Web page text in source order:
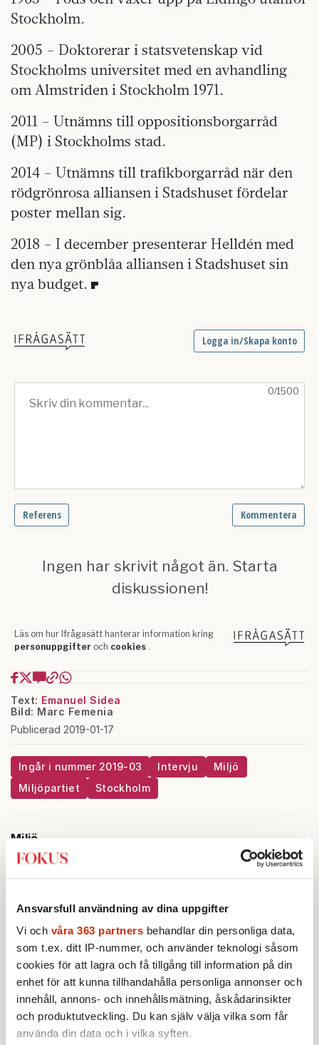
Ansvarsfull användning av dina uppgifter
Vi och våra 363 partners behandlar din personliga data,
som t.ex. ditt IP-nummer, och använder teknologi såsom
cookies för att lagra och få tillgång till information på din
enhet för att kunna tillhandahålla personliga annonser och
innehåll, annons- och innehållsmätning, åskådarinsikter
och produktutveckling. Du kan själv välja vilka som får
använda din data och i vilka syften.
Stockholm.
2005 – Doktorerar i statsvetenskap vid
Stockholms universitet med en avhandling
om Almstriden i Stockholm 1971.
2011 – Utnämns till oppositionsborgarråd
(MP) i Stockholms stad.
2014 – Utnämns till trafikborgarråd när den
rödgrönrosa alliansen i Stads­huset fördelar
poster mellan sig.
2018 – I december presenterar Helldén med
den nya grönblåa alliansen i Stadshuset sin
nya budget.
Text: Emanuel Sidea
Bild: Marc Femenia
Publicerad 2019-01-17
Ingår i nummer 2019-03 Intervju
Miljö
Miljöpartiet
Stockholm
Miljö
Linda & Jonas Hållbart matsystem:
att avskaffa köttsocialismen
KRÖNIKA
Johan Hakelius: Låt
administratörerna ta hand om
sin egen skit